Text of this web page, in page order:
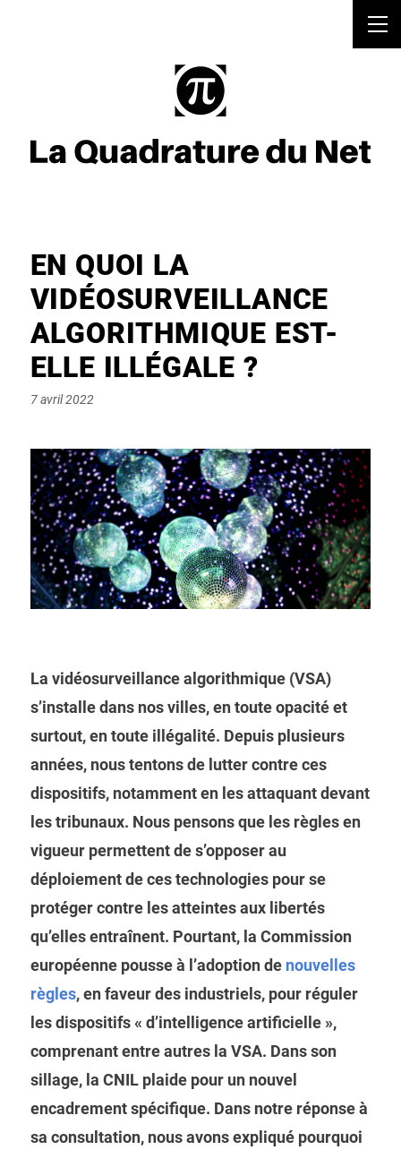
EN QUOI LA
VIDÉOSURVEILLANCE
ALGORITHMIQUE EST-
ELLE ILLÉGALE ?
Posted
7 avril 2022
La vidéosurveillance algorithmique (VSA)
s’installe dans nos villes, en toute opacité et
surtout, en toute illégalité. Depuis plusieurs
années, nous tentons de lutter contre ces
dispositifs, notamment en les attaquant devant
les tribunaux. Nous pensons que les règles en
vigueur permettent de s’opposer au
déploiement de ces technologies pour se
protéger contre les atteintes aux libertés
qu’elles entraînent. Pourtant, la Commission
européenne pousse à l’adoption de nouvelles
règles, en faveur des industriels, pour réguler
les dispositifs « d’intelligence artificielle »,
comprenant entre autres la VSA. Dans son
sillage, la CNIL plaide pour un nouvel
encadrement spécifique. Dans notre réponse à
sa consultation, nous avons expliqué pourquoi